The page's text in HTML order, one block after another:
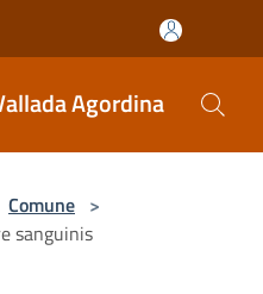
Agordina
Comune >
sanguinis